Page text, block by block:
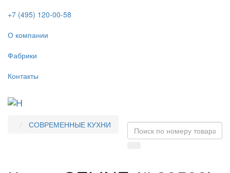
+7 (495) 120-00-58
О компании
Фабрики
Контакты
СОВРЕМЕННЫЕ КУХНИ